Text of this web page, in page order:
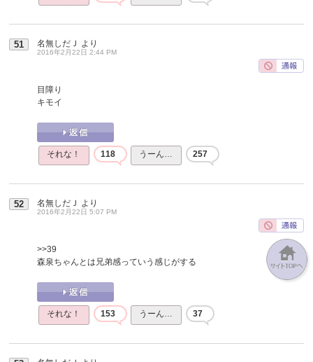
51 名無しだＪ より
2016年2月22日 2:44 PM
目障り
キモイ
それな！ 118 うーん… 257
52 名無しだＪ より
2016年2月22日 5:07 PM
>>39
森泉ちゃんとは兄弟感っていう感じがする
それな！ 153 うーん… 37